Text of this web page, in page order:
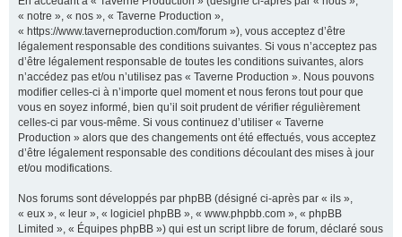
« notre », « nos », « Taverne Production »,
« https://www.taverneproduction.com/forum »), vous acceptez d’être
légalement responsable des conditions suivantes. Si vous n’acceptez pas
d’être légalement responsable de toutes les conditions suivantes, alors
n’accédez pas et/ou n’utilisez pas « Taverne Production ». Nous pouvons
modifier celles-ci à n’importe quel moment et nous ferons tout pour que
vous en soyez informé, bien qu’il soit prudent de vérifier régulièrement
celles-ci par vous-même. Si vous continuez d’utiliser « Taverne
Production » alors que des changements ont été effectués, vous acceptez
d’être légalement responsable des conditions découlant des mises à jour
et/ou modifications.
Nos forums sont développés par phpBB (désigné ci-après par « ils »,
« eux », « leur », « logiciel phpBB », « www.phpbb.com », « phpBB
Limited », « Équipes phpBB ») qui est un script libre de forum, déclaré sous